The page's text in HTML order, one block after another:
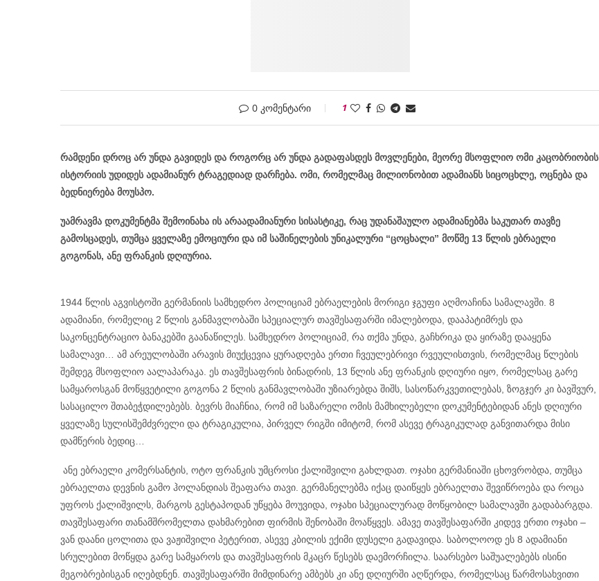
0 კომენტარი 1
რამდენი დროც არ უნდა გავიდეს და როგორც არ უნდა გადაფასდეს მოვლენები, მეორე მსოფლიო ომი კაცობრიობის
ისტორიის უდიდეს ადამიანურ ტრაგედიად დარჩება. ომი, რომელმაც მილიონობით ადამიანს სიცოცხლე, ოცნება და
ბედნიერება მოუსპო.
უამრავმა დოკუმენტმა შემოინახა ის არაადამიანური სისასტიკე, რაც უდანაშაულო ადამიანებმა საკუთარ თავზე
გამოსცადეს, თუმცა ყველაზე ემოციური და იმ საშინელების უნიკალური “ცოცხალი” მოწმე 13 წლის ებრაელი
გოგონას, ანე ფრანკის დღიურია.
1944 წლის აგვისტოში გერმანიის სამხედრო პოლიციამ ებრაელების მორიგი ჯგუფი აღმოაჩინა სამალავში. 8
ადამიანი, რომელიც 2 წლის განმავლობაში სპეციალურ თავშესაფარში იმალებოდა, დააპატიმრეს და
საკონცენტრაციო ბანაკებში გაანაწილეს. სამხედრო პოლიციამ, რა თქმა უნდა, გაჩხრიკა და ყირაზე დააყენა
სამალავი… ამ არეულობაში არავის მიუქცევია ყურადღება ერთი ჩვეულებრივი რვეულისთვის, რომელმაც წლების
შემდეგ მსოფლიო აალაპარაკა. ეს თავშესაფრის ბინადრის, 13 წლის ანე ფრანკის დღიური იყო, რომელსაც გარე
სამყაროსგან მოწყვეტილი გოგონა 2 წლის განმავლობაში უზიარებდა შიშს, სასოწარკვეთილებას, ზოგჯერ კი ბავშვურ,
სასაცილო შთაბეჭდილებებს. ბევრს მიაჩნია, რომ იმ საზარელი ომის მამხილებელი დოკუმენტებიდან ანეს დღიური
ყველაზე სულისშემძვრელი და ტრაგიკულია, პირველ რიგში იმიტომ, რომ ასევე ტრაგიკულად განვითარდა მისი
დამწერის ბედიც…
ანე ებრაელი კომერსანტის, ოტო ფრანკის უმცროსი ქალიშვილი გახლდათ. ოჯახი გერმანიაში ცხოვრობდა, თუმცა
ებრაელთა დევნის გამო ჰოლანდიას შეაფარა თავი. გერმანელებმა იქაც დაიწყეს ებრაელთა შევიწროება და როცა
უფროს ქალიშვილს, მარგოს გესტაპოდან უწყება მოუვიდა, ოჯახი სპეციალურად მოწყობილ სამალავში გადაბარგდა.
თავშესაფარი თანამშრომელთა დახმარებით ფირმის შენობაში მოაწყვეს. ამავე თავშესაფარში კიდევ ერთი ოჯახი –
ვან დაანი ცოლითა და ვაჟიშვილი პეტერით, ასევე კბილის ექიმი დუსელი გადავიდა. საბოლოოდ ეს 8 ადამიანი
სრულებით მოწყდა გარე სამყაროს და თავშესაფრის მკაცრ წესებს დაემორჩილა. საარსებო საშუალებებს ისინი
მეგობრებისგან იღებდნენ. თავშესაფარში მიმდინარე ამბებს კი ანე დღიურში აღწერდა, რომელსაც წარმოსახვითი